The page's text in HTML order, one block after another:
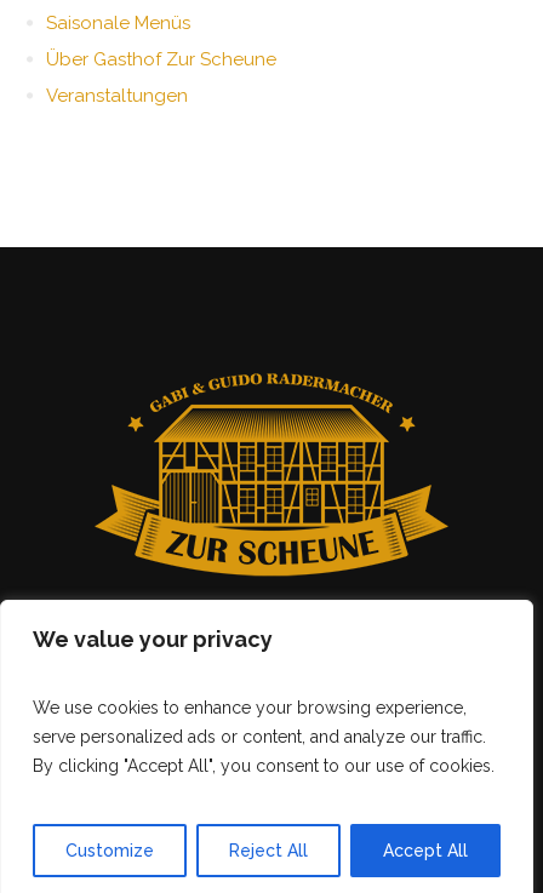
We value your privacy
We use cookies to enhance your browsing experience,
serve personalized ads or content, and analyze our traffic.
By clicking "Accept All", you consent to our use of cookies.
Customize Reject All Accept All
Saisonale Menüs
Über Gasthof Zur Scheune
Veranstaltungen
Gasthof zur Scheune © 2025 | All Rights Reserved |